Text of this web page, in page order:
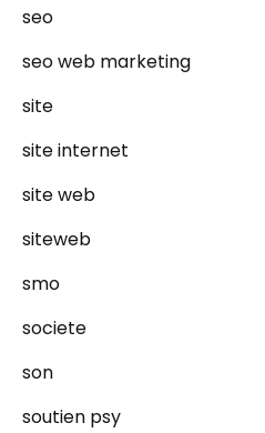
seo
seo web marketing
site
site internet
site web
siteweb
smo
societe
son
soutien psy